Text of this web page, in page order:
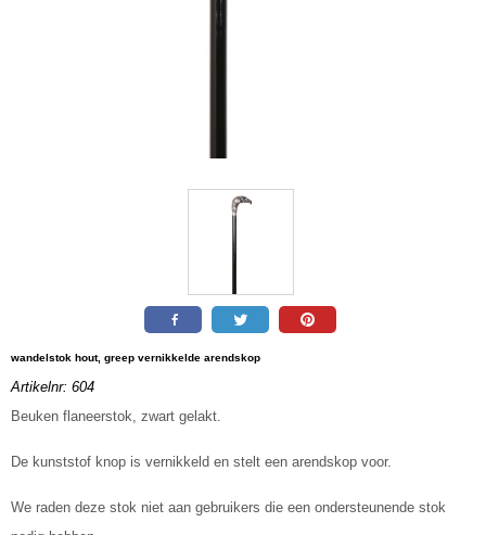
wandelstok hout, greep vernikkelde arendskop
Artikelnr: 604
Beuken flaneerstok, zwart gelakt.
De kunststof knop is vernikkeld en stelt een arendskop voor.
We raden deze stok niet aan gebruikers die een ondersteunende stok